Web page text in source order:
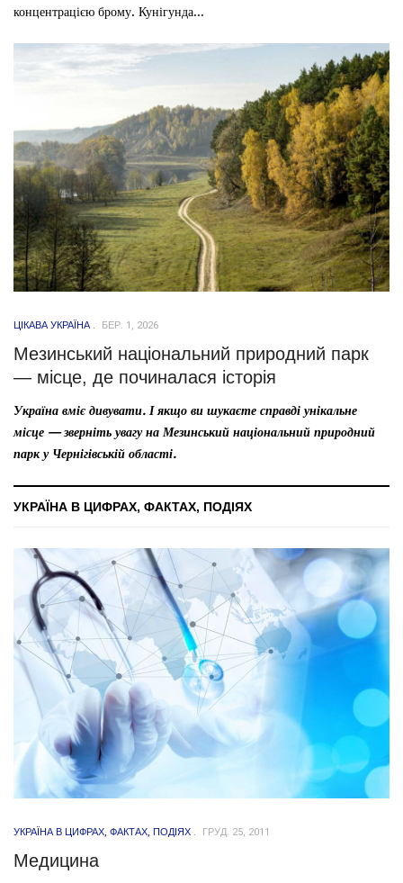
концентрацією брому. Кунігунда...
ЦІКАВА УКРАЇНА БЕР. 1, 2026
Мезинський національний природний парк
— місце, де починалася історія
Україна вміє дивувати. І якщо ви шукаєте справді унікальне
місце — зверніть увагу на Мезинський національний природний
парк у Чернігівській області.
УКРАЇНА В ЦИФРАХ, ФАКТАХ, ПОДІЯХ
УКРАЇНА В ЦИФРАХ, ФАКТАХ, ПОДІЯХ ГРУД. 25, 2011
Медицина